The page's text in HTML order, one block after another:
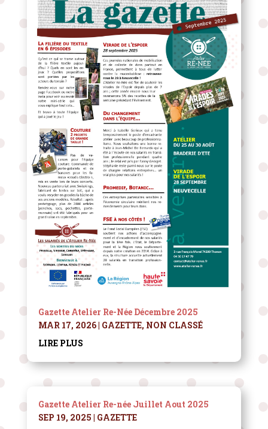
Gazette Atelier Re-Née Décembre 2025
MAR 17, 2026| GAZETTE, NON CLASSÉ
LIRE PLUS
Gazette Atelier Re-née Juillet Aout 2025
SEP 19, 2025 | GAZETTE